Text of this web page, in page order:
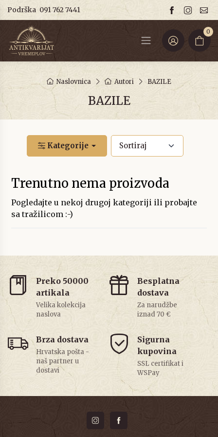
Podrška 091 762 7441
0
Naslovnica Autori BAZILE
BAZILE
Kategorije
Trenutno nema proizvoda
Pogledajte u nekoj drugoj kategoriji ili probajte
sa tražilicom :-)
Preko 50000
artikala
Velika kolekcija
naslova
Besplatna
dostava
Za narudžbe
iznad 70 €
Brza dostava
Hrvatska pošta -
naš partner u
dostavi
Sigurna
kupovina
SSL certifikat i
WSPay